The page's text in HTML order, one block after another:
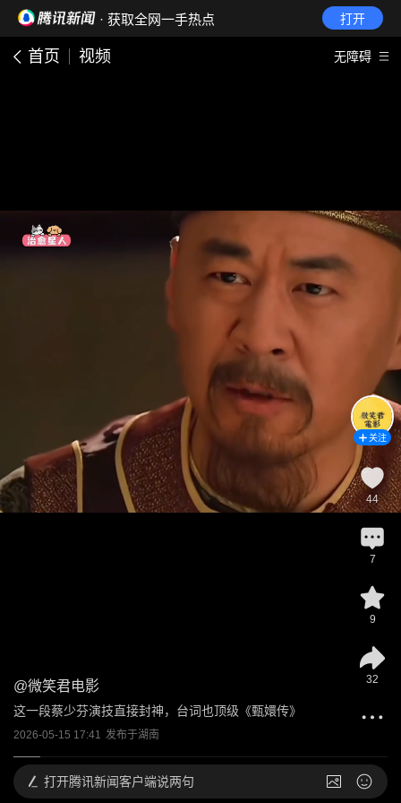
· 获取全网一手热点 打开
首页 视频 无障碍
@微笑君电影
这一段蔡少芬演技直接封神，台词也顶级《甄嬛传》
2026-05-15 17:41 发布于湖南
关注
44
7
9
32
打开腾讯新闻客户端说两句